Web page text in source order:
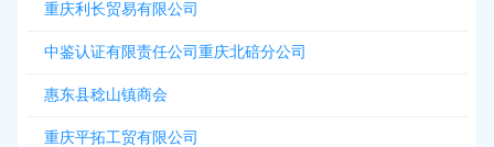
重庆利长贸易有限公司
中鉴认证有限责任公司重庆北碚分公司
惠东县稔山镇商会
重庆平拓工贸有限公司